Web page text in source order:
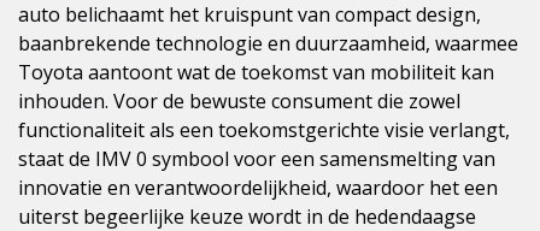
auto belichaamt het kruispunt van compact design,
baanbrekende technologie en duurzaamheid, waarmee
Toyota aantoont wat de toekomst van mobiliteit kan
inhouden. Voor de bewuste consument die zowel
functionaliteit als een toekomstgerichte visie verlangt,
staat de IMV 0 symbool voor een samensmelting van
innovatie en verantwoordelijkheid, waardoor het een
uiterst begeerlijke keuze wordt in de hedendaagse